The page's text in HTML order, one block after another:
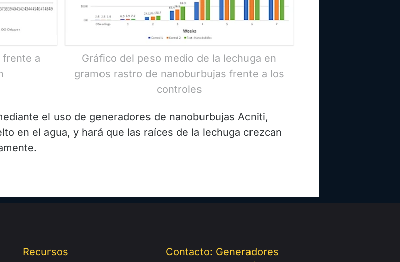
frente a
Gráfico del peso medio de la lechuga en
gramos rastro de nanoburbujas frente a los
controles
el uso de generadores de nanoburbujas Acniti,
en el agua, y hará que las raíces de la lechuga crezcan
Recursos
Contacto: Generadores